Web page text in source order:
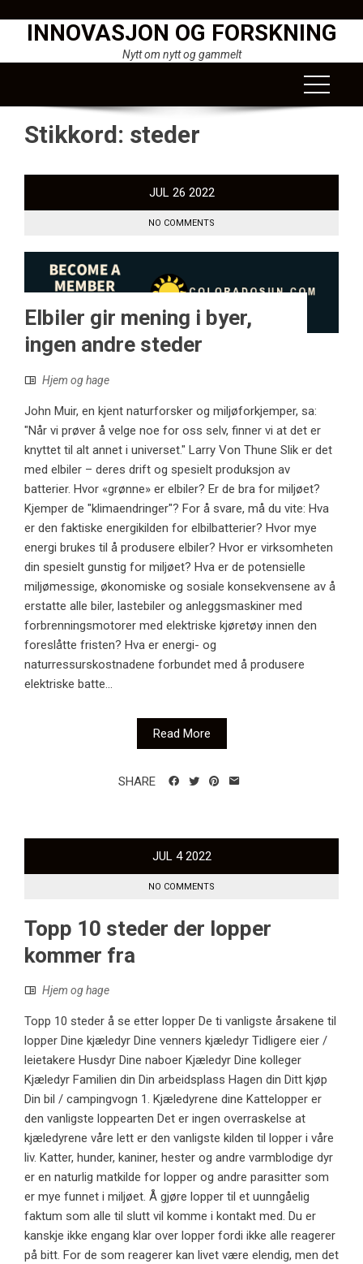
INNOVASJON OG FORSKNING
Nytt om nytt og gammelt
Stikkord: steder
JUL 26 2022
NO COMMENTS
Elbiler gir mening i byer,
ingen andre steder
Hjem og hage
John Muir, en kjent naturforsker og miljøforkjemper, sa:
"Når vi prøver å velge noe for oss selv, finner vi at det er
knyttet til alt annet i universet." Larry Von Thune Slik er det
med elbiler – deres drift og spesielt produksjon av
batterier. Hvor «grønne» er elbiler? Er de bra for miljøet?
Kjemper de "klimaendringer"? For å svare, må du vite: Hva
er den faktiske energikilden for elbilbatterier? Hvor mye
energi brukes til å produsere elbiler? Hvor er virksomheten
din spesielt gunstig for miljøet? Hva er de potensielle
miljømessige, økonomiske og sosiale konsekvensene av å
erstatte alle biler, lastebiler og anleggsmaskiner med
forbrenningsmotorer med elektriske kjøretøy innen den
foreslåtte fristen? Hva er energi- og
naturressurskostnadene forbundet med å produsere
elektriske batte...
Read More
SHARE
JUL 4 2022
NO COMMENTS
Topp 10 steder der lopper
kommer fra
Hjem og hage
Topp 10 steder å se etter lopper De ti vanligste årsakene til
lopper Dine kjæledyr Dine venners kjæledyr Tidligere eier /
leietakere Husdyr Dine naboer Kjæledyr Dine kolleger
Kjæledyr Familien din Din arbeidsplass Hagen din Ditt kjøp
Din bil / campingvogn 1. Kjæledyrene dine Kattelopper er
den vanligste loppearten Det er ingen overraskelse at
kjæledyrene våre lett er den vanligste kilden til lopper i våre
liv. Katter, hunder, kaniner, hester og andre varmblodige dyr
er en naturlig matkilde for lopper og andre parasitter som
er mye funnet i miljøet. Å gjøre lopper til et uunngåelig
faktum som alle til slutt vil komme i kontakt med. Du er
kanskje ikke engang klar over lopper fordi ikke alle reagerer
på bitt. For de som reagerer kan livet være elendig, men det